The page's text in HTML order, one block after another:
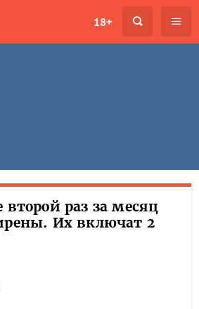
18+
второй раз за месяц
Их включат 2